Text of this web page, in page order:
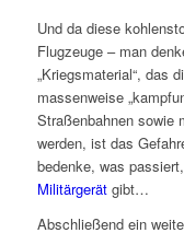
Und da diese
Flugzeuge – man
„Kriegsmaterial“, das
massenweise
Straßenbahnen sowie
werden, ist das
bedenke, was passiert,
Militärgerätgibt…
Abschließend ein